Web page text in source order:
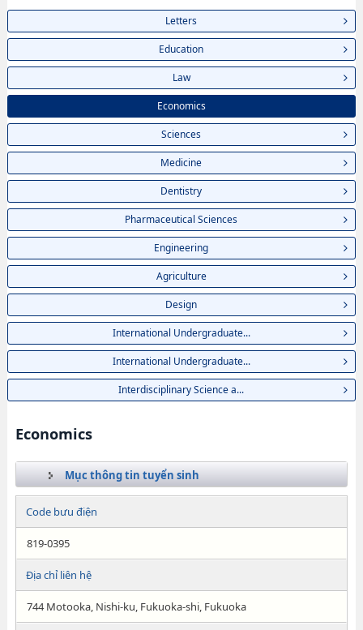
Letters
Education
Law
Economics
Sciences
Medicine
Dentistry
Pharmaceutical Sciences
Engineering
Agriculture
Design
International Undergraduate...
International Undergraduate...
Interdisciplinary Science a...
Economics
Mục thông tin tuyển sinh
Code bưu điện
819-0395
Địa chỉ liên hệ
744 Motooka, Nishi-ku, Fukuoka-shi, Fukuoka